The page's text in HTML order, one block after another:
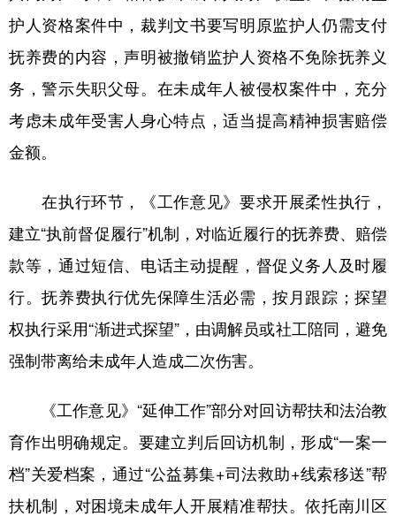
护人资格案件中，裁判文书要写明原监护人仍需支付
抚养费的内容，声明被撤销监护人资格不免除抚养义
务，警示失职父母。在未成年人被侵权案件中，充分
考虑未成年受害人身心特点，适当提高精神损害赔偿
金额。
在执行环节，《工作意见》要求开展柔性执行，
建立“执前督促履行”机制，对临近履行的抚养费、赔偿
款等，通过短信、电话主动提醒，督促义务人及时履
行。抚养费执行优先保障生活必需，按月跟踪；探望
权执行采用“渐进式探望”，由调解员或社工陪同，避免
强制带离给未成年人造成二次伤害。
《工作意见》“延伸工作”部分对回访帮扶和法治教
育作出明确规定。要建立判后回访机制，形成“一案一
档”关爱档案，通过“公益募集+司法救助+线索移送”帮
扶机制，对困境未成年人开展精准帮扶。依托南川区